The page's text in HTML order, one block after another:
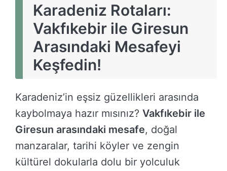
Karadeniz Rotaları:
Vakfıkebir ile Giresun
Arasındaki Mesafeyi
Keşfedin!
Karadeniz’in eşsiz güzellikleri arasında
kaybolmaya hazır mısınız? Vakfıkebir ile
Giresun arasındaki mesafe, doğal
manzaralar, tarihi köyler ve zengin
kültürel dokularla dolu bir yolculuk